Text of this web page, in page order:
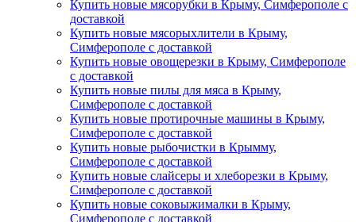
Купить новые мясорубки в Крыму, Симферополе с
доставкой
Купить новые мясорыхлители в Крыму,
Симферополе с доставкой
Купить новые овощерезки в Крыму, Симферополе
с доставкой
Купить новые пилы для мяса в Крыму,
Симферополе с доставкой
Купить новые протирочные машины в Крыму,
Симферополе с доставкой
Купить новые рыбочистки в Крымму,
Симферополе с доставкой
Купить новые слайсеры и хлеборезки в Крыму,
Симферополе с доставкой
Купить новые соковыжималки в Крыму,
Симферополе с доставкой